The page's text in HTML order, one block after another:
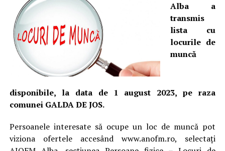
Alba a
transmis
lista cu
locurile de
muncă
disponibile, la data de 1 august 2023, pe raza
comunei GALDA DE JOS.
Persoanele interesate să ocupe un loc de muncă pot
viziona ofertele accesând www.anofm.ro, selectați